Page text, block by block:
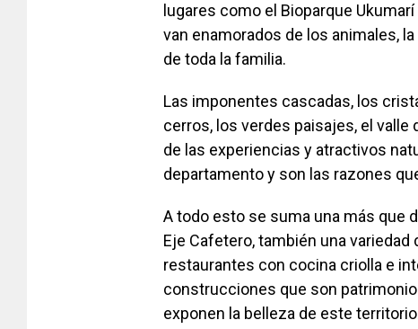
lugares como el Bioparque
van enamorados de los animales,
de toda la familia.
Las imponentes cascadas, los
cerros, los verdes paisajes, el valle
de las experiencias y atractivos
departamento y son las razones
A todo esto se suma una más que
Eje Cafetero, también una
restaurantes con cocina criolla e
construcciones que son
exponen la belleza de este